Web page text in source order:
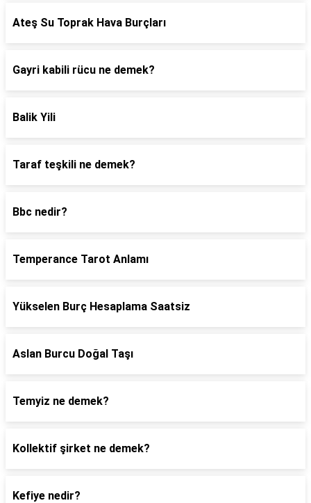
Ateş Su Toprak Hava Burçları
Gayri kabili rücu ne demek?
Balik Yili
Taraf teşkili ne demek?
Bbc nedir?
Temperance Tarot Anlamı
Yükselen Burç Hesaplama Saatsiz
Aslan Burcu Doğal Taşı
Temyiz ne demek?
Kollektif şirket ne demek?
Kefiye nedir?